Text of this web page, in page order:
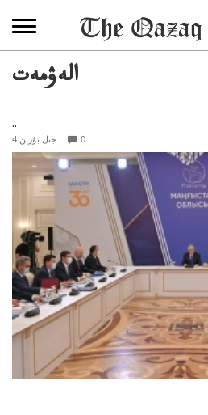
الەۋمەت
..
4 جىل بۇرىن 0